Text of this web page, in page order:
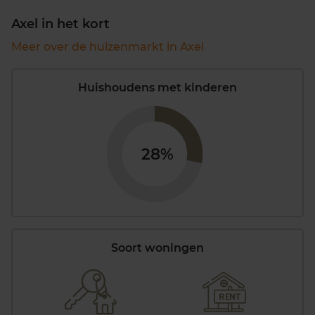
Axel in het kort
Meer over de huizenmarkt in Axel
Huishoudens met kinderen
28%
Soort woningen